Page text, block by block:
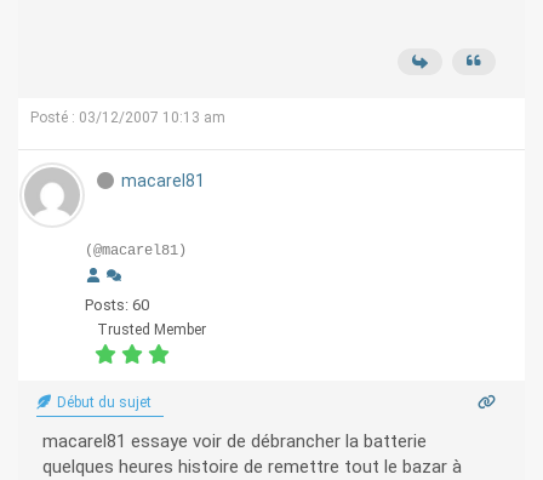
Posté : 03/12/2007 10:13 am
macarel81
(@macarel81)
Posts: 60
Trusted Member
Début du sujet
macarel81 essaye voir de débrancher la batterie
quelques heures histoire de remettre tout le bazar à